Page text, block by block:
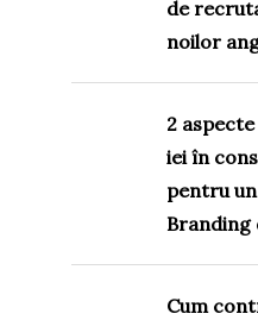
de
noilor
2
iei în
pentru
Branding
Cum